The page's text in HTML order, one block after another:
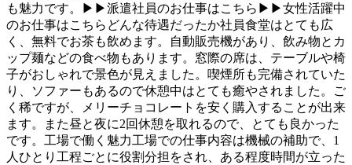
も魅力です。▶▶派遣社員のお仕事はこちら▶▶女性活躍中
のお仕事はこちらどんな待遇だったか社員食堂はとても広
く、無料でお茶も飲めます。自動販売機があり、飲み物とカ
ップ麺などの食べ物もあります。窓際の席は、テーブルや椅
子がおしゃれで景色が見えました。喫煙所も完備されていた
り、ソファーもあるので休憩中はとても癒やされました。ご
く稀ですが、メリーチョコレートを安く購入することが出来
ます。また昼と夜に2回休憩を取れるので、とても良かった
です。工場で働く魅力工場での仕事内容は機械の補助で、1
人ひとり工程ごとに役割分担をされ、ある程度時間が立った